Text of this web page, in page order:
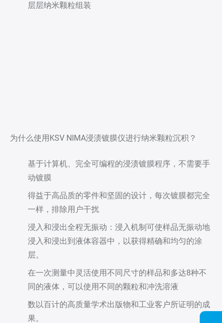
层层纳米颗粒组装
为什么使用KSV NIMA浸渍镀膜仪进行纳米颗粒沉积？
基于计算机、完全可编程的浸渍镀膜程序，不需要手
动镀膜
得益于高品质的零件和坚固的设计，每次镀膜都完全
一样，排除用户干扰
浸入和浸出全程无振动：浸入机制可使样品无振动地
浸入和浸出到液体容器中，以获得精确和均匀的涂
层。
在一次测量中灵活使用不同尺寸的样品和多达8种不
同的液体，可以使用不同的颗粒和冲洗溶液
数以百计的高质量学术出版物和工业客户所证明的成
果。